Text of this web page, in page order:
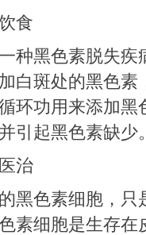
食
黑色素脱失疾
白斑处的黑色
环功用来添加
引起黑色素缺
治
色素细胞，只
素细胞是生存